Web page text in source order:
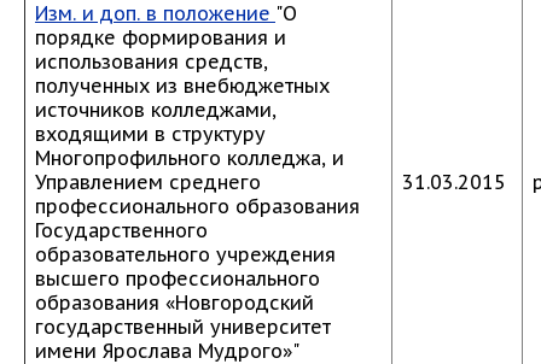
Изм. и доп. в положение "О
порядке формирования и
использования средств,
полученных из внебюджетных
источников колледжами,
входящими в структуру
Многопрофильного колледжа, и
Управлением среднего
профессионального образования
Государственного
образовательного учреждения
высшего профессионального
образования «Новгородский
государственный университет
имени Ярослава Мудрого»"
31.03.2015